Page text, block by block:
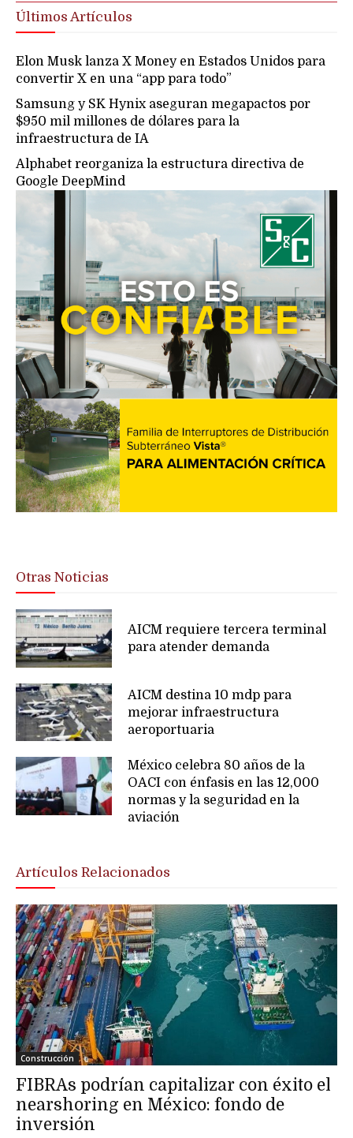
Últimos Artículos
Elon Musk lanza X Money en Estados Unidos para
convertir X en una “app para todo”
Samsung y SK Hynix aseguran megapactos por
$950 mil millones de dólares para la
infraestructura de IA
Alphabet reorganiza la estructura directiva de
Google DeepMind
Otras Noticias
AICM requiere tercera terminal
para atender demanda
AICM destina 10 mdp para
mejorar infraestructura
aeroportuaria
México celebra 80 años de la
OACI con énfasis en las 12,000
normas y la seguridad en la
aviación
Artículos Relacionados
Construcción
FIBRAs podrían capitalizar con éxito el
nearshoring en México: fondo de
inversión